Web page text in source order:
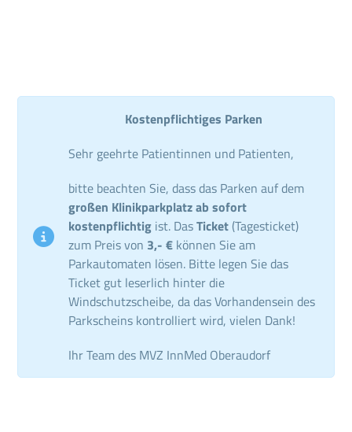
Kostenpflichtiges Parken
Sehr geehrte Patientinnen und Patienten,
bitte beachten Sie, dass das Parken auf dem
großen Klinikparkplatz ab sofort
kostenpflichtig ist. DasTicket (Tagesticket)
zum Preis von 3,- € können Sie am
Parkautomaten lösen. Bitte legen Sie das
Ticket gut leserlich hinter die
Windschutzscheibe, da das Vorhandensein des
Parkscheins kontrolliert wird, vielen Dank!
Ihr Team des MVZ InnMed Oberaudorf